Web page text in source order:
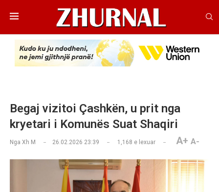
Begaj vizitoi Çashkën, u prit nga
kryetari i Komunës Suat Shaqiri
Nga Xh M 26.02.2026 23:39 1,168 e lexuar A+ A-